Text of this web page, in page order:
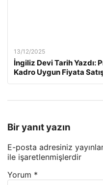
13/12/2025
İngiliz Devi Tarih Yazdı:
Kadro Uygun Fiyata
Bir yanıt yazın
E-posta adresiniz
ile işaretlenmişlerdir
Yorum *